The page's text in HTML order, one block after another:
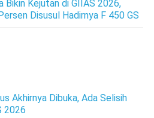
Kejutan di GIIAS 2026,
Disusul Hadirnya F 450 GS
Akhirnya Dibuka, Ada Selisih
2026